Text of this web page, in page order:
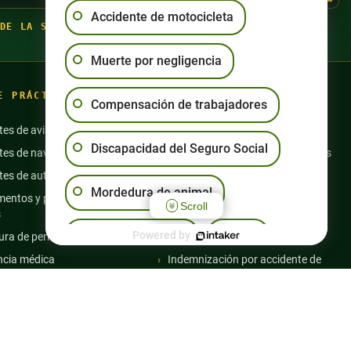
LA SEMANA
PRÁCTICA
de aviación
de navegación
de autobús
y productos
de perro
médica
Accidentes de moto
Abuso en residencias de ancianos
Accidentes de semicamiones
Resbalones y caídas
Discapacidad de la Seguridad
Social
Indemnización por accidente de
Accidente de motocicleta
Muerte por negligencia
Compensación de trabajadores
Discapacidad del Seguro Social
Mordedura de animal
Resbalón y caída Otro
Scroll
Powered by